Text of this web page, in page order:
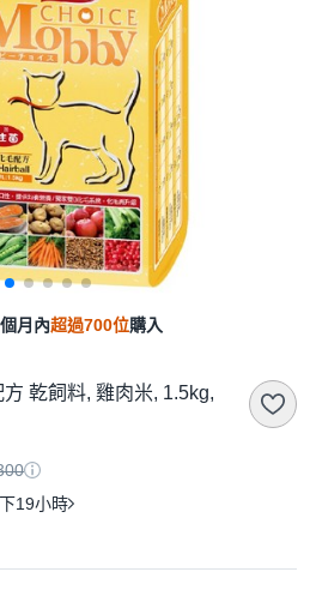
月內超過700位購入
乾飼料, 雞肉米, 1.5kg,
19小時